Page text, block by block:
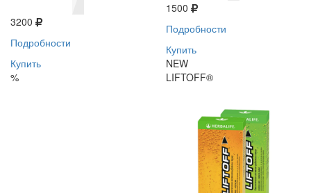
3200
Подробности
Купить
%
1500
Подробности
Купить
NEW
LIFTOFF®